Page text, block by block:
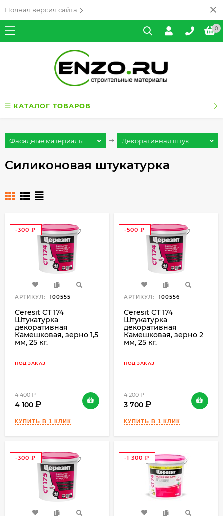
Полная версия сайта
0
КАТАЛОГ ТОВАРОВ
Фасадные материалы Декоративная штук...
Силиконовая штукатурка
-300
АРТИКУЛ: 100555
Ceresit СТ 174
Штукатурка
декоративная
Камешковая, зерно 1,5
мм, 25 кг.
ПОД ЗАКАЗ
4 400
4 100
-500
АРТИКУЛ: 100556
Ceresit СТ 174
Штукатурка
декоративная
Камешковая, зерно 2
мм, 25 кг.
ПОД ЗАКАЗ
4 200
3 700
-300
-1 300
₽